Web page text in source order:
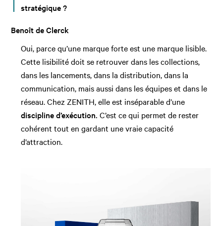
stratégique ?
Benoît de Clerck
Oui, parce qu’une marque forte est une marque lisible.
Cette lisibilité doit se retrouver dans les collections,
dans les lancements, dans la distribution, dans la
communication, mais aussi dans les équipes et dans le
discipline d’exécution. C’est ce qui permet de rester
cohérent tout en gardant une vraie capacité
d’attraction.